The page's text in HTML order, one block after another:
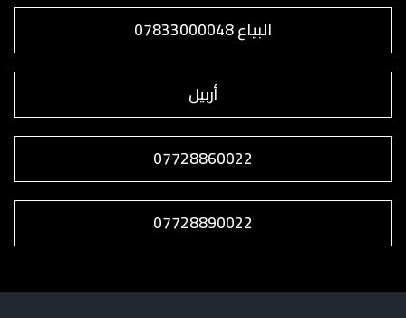
البياع 07833000048
أربيل
07728860022
07728890022